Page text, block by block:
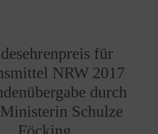
für
NRW 2017
durch
Schulze
Föcking